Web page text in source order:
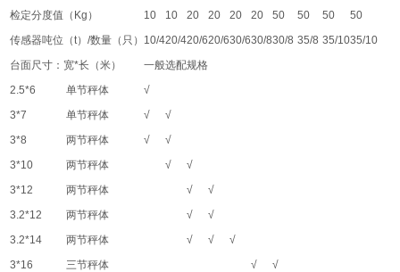
检定分度值（Kg）
10 10 20 20 20 20 50 50 50
50
传感器吨位（t）/数量（只） 10/420/420/620/630/630/830/8 35/8 35/1035/10
台面尺寸：宽*长（米）
一般选配规格
2.5*6
单节秤体
√
3*7
单节秤体 √
√
3*8
两节秤体 √
√
3*10
两节秤体 √
√
3*12
两节秤体 √
√
3.2*12
两节秤体 √
√
3.2*14
两节秤体 √ √
√
3*16
三节秤体 √
√